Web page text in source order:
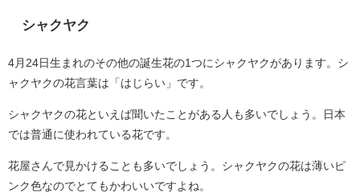
シャクヤク
4月24日生まれのその他の誕生花の1つにシャクヤクがあります。シ
ャクヤクの花言葉は「はじらい」です。
シャクヤクの花といえば聞いたことがある人も多いでしょう。日本
では普通に使われている花です。
花屋さんで見かけることも多いでしょう。シャクヤクの花は薄いピ
ンク色なのでとてもかわいいですよね。